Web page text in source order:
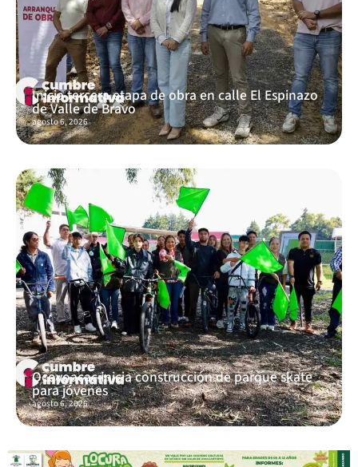
Inicia tercera etapa de obra en calle El Espinazo
de Valle de Bravo
agosto 6, 2026
Ocoyoacac inicia construcción de parque skate
para jóvenes
agosto 6, 2026